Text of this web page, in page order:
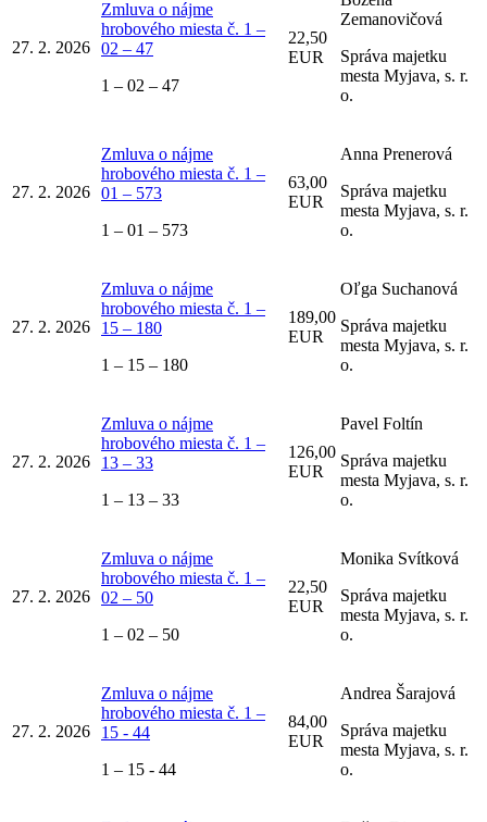
27. 2. 2026
Zmluva o nájme
hrobového miesta č. 1 –
02 – 47
1 – 02 – 47
22,50
EUR
Zemanovičová
Správa majetku
mesta Myjava, s. r.
o.
27. 2. 2026
Zmluva o nájme
hrobového miesta č. 1 –
01 – 573
1 – 01 – 573
63,00
EUR
Anna Prenerová
Správa majetku
mesta Myjava, s. r.
o.
27. 2. 2026
Zmluva o nájme
hrobového miesta č. 1 –
15 – 180
1 – 15 – 180
189,00
EUR
Oľga Suchanová
Správa majetku
mesta Myjava, s. r.
o.
27. 2. 2026
Zmluva o nájme
hrobového miesta č. 1 –
13 – 33
1 – 13 – 33
126,00
EUR
Pavel Foltín
Správa majetku
mesta Myjava, s. r.
o.
27. 2. 2026
Zmluva o nájme
hrobového miesta č. 1 –
02 – 50
1 – 02 – 50
22,50
EUR
Monika Svítková
Správa majetku
mesta Myjava, s. r.
o.
27. 2. 2026
Zmluva o nájme
hrobového miesta č. 1 –
15 - 44
1 – 15 - 44
84,00
EUR
Andrea Šarajová
Správa majetku
mesta Myjava, s. r.
o.